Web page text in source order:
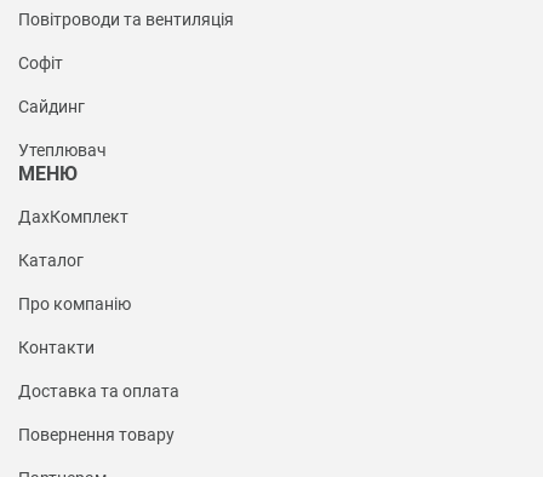
Повітроводи та вентиляція
Софіт
Сайдинг
Утеплювач
МЕНЮ
ДахКомплект
Каталог
Про компанію
Контакти
Доставка та оплата
Повернення товару